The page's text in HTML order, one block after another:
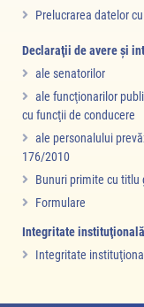
Prelucrarea datelor
Declaraţii de avere şi
ale senatorilor
ale funcţionarilor
cu funcţii de conducere
ale personalului
176/2010
Bunuri primite cu titlu
Formulare
Integritate instituţională
Integritate